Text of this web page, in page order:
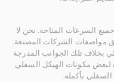
السرعات المتاحة. نحن لا
مواصفات الشركات المصنعة.
بخلاف تلك الجوانب المدرجة
لبعض مكونات الهيكل السفلي
بأكمله.